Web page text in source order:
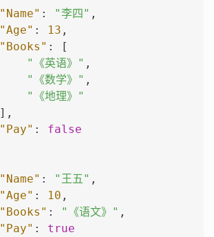
"Name" : "李四" ,
"Age" : 13 ,
"Books" :
[
"《英语》" ,
"《数学》" ,
"《地理》"
] ,
"Pay" :
false
"Name" : "王五" ,
"Age" : 10 ,
"Books" : "《语文》" ,
"Pay" :
true